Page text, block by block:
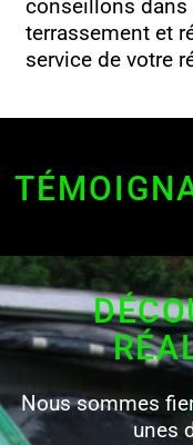
conseillons dans
terrassement et
service de votre
Nous sommes
unes